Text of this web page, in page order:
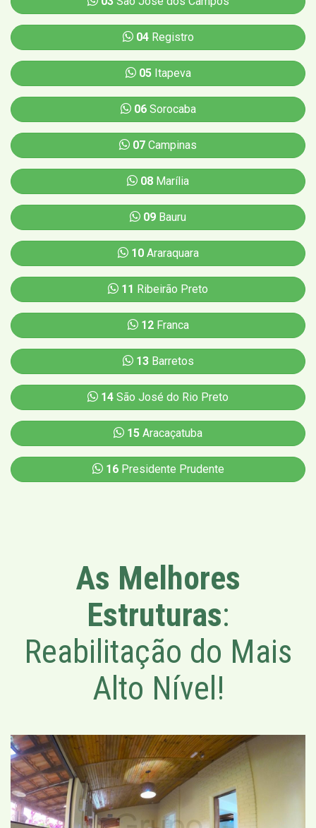
04Registro
05Itapeva
06Sorocaba
07 Campinas
08 Marília
09 Bauru
10Araraquara
11 Ribeirão Preto
12Franca
13Barretos
14 São José do Rio Preto
15 Aracaçatuba
16Presidente Prudente
As Melhores
Estruturas:
Reabilitação do Mais
Alto Nível!